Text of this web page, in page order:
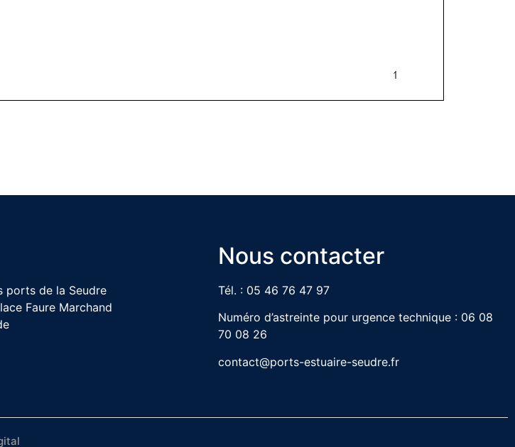
ports de la Seudre
Faure Marchand
Nous contacter
Tél. : 05 46 76 47 97
Numéro d’astreinte pour urgence technique : 06 08
70 08 26
contact@ports-estuaire-seudre.fr